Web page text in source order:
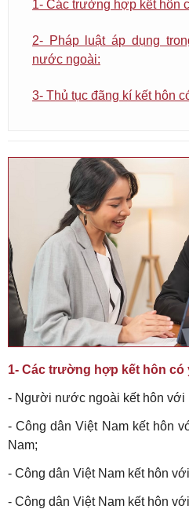
1- Các trường hợp kết hôn
2- Pháp luật áp dụng
nước ngoài:
3- Thủ tục đãng kí kết hôn
1- Các trường hợp kết hôn
- Người nước ngoài kết hôn với
- Công dân Việt Nam kết hôn
Nam;
- Công dân Việt Nam kết hôn
- Công dân Việt Nam kết hôn